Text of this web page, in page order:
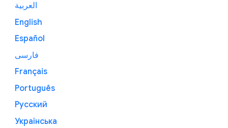
العربية
English
Español
فارسی
Français
Português
Русский
Українська